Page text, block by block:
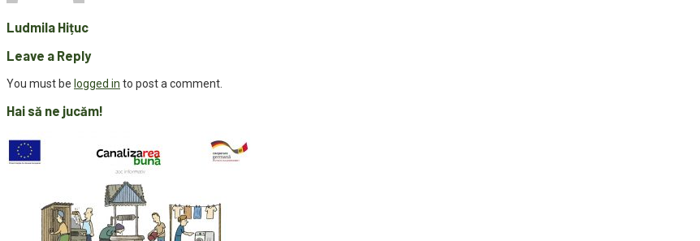
Ludmila Hițuc
Leave a Reply
You must be logged in to post a comment.
Hai să ne jucăm!